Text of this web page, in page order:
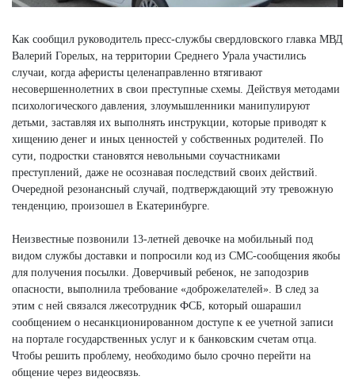
Как сообщил руководитель пресс-службы свердловского главка МВД
Валерий Горелых, на территории Среднего Урала участились
случаи, когда аферисты целенаправленно втягивают
несовершеннолетних в свои преступные схемы. Действуя методами
психологического давления, злоумышленники манипулируют
детьми, заставляя их выполнять инструкции, которые приводят к
хищению денег и иных ценностей у собственных родителей. По
сути, подростки становятся невольными соучастниками
преступлений, даже не осознавая последствий своих действий.
Очередной резонансный случай, подтверждающий эту тревожную
тенденцию, произошел в Екатеринбурге.
Неизвестные позвонили 13-летней девочке на мобильный под
видом службы доставки и попросили код из СМС-сообщения якобы
для получения посылки. Доверчивый ребенок, не заподозрив
опасности, выполнила требование «доброжелателей». В след за
этим с ней связался лжесотрудник ФСБ, который ошарашил
сообщением о несанкционированном доступе к ее учетной записи
на портале государственных услуг и к банковским счетам отца.
Чтобы решить проблему, необходимо было срочно перейти на
общение через видеосвязь.